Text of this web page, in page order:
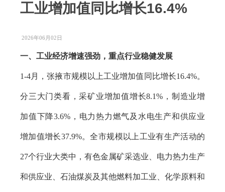
工业增加值同比增长16.4%
2026年06月02日
一、工业经济增速强劲，重点行业稳健发展
1-4月，张掖市规模以上工业增加值同比增长16.4%。
分三大门类看，采矿业增加值增长8.1%，制造业增
加值下降3.6%，电力热力燃气及水电生产和供应业
增加值增长37.9%。全市规模以上工业有生产活动的
27个行业大类中，有色金属矿采选业、电力热力生产
和供应业、石油煤炭及其他燃料加工业、化学原料和